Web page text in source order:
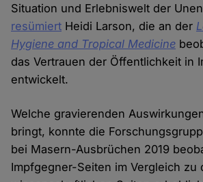
Situation und Erlebniswelt der
resümiert Heidi Larson, die an der
Hygiene and Tropical Medicine
das Vertrauen der Öffentlichkeit in
entwickelt.
Welche gravierenden
bringt, konnte die
bei Masern-Ausbrüchen 2019
Impfgegner-Seiten im Vergleich zu